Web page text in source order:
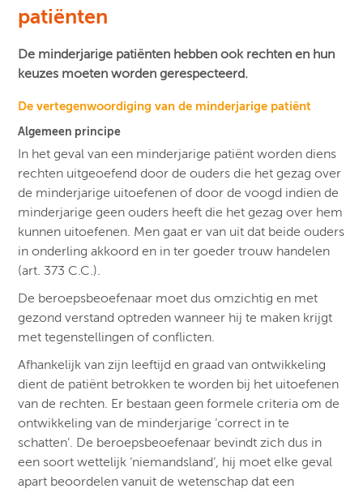
patiënten
De minderjarige patiënten hebben ook rechten en hun
keuzes moeten worden gerespecteerd.
De vertegenwoordiging van de minderjarige patiënt
Algemeen principe
In het geval van een minderjarige patiënt worden diens
rechten uitgeoefend door de ouders die het gezag over
de minderjarige uitoefenen of door de voogd indien de
minderjarige geen ouders heeft die het gezag over hem
kunnen uitoefenen. Men gaat er van uit dat beide ouders
in onderling akkoord en in ter goeder trouw handelen
(art. 373 C.C.).
De beroepsbeoefenaar moet dus omzichtig en met
gezond verstand optreden wanneer hij te maken krijgt
met tegenstellingen of conflicten.
Afhankelijk van zijn leeftijd en graad van ontwikkeling
dient de patiënt betrokken te worden bij het uitoefenen
van de rechten. Er bestaan geen formele criteria om de
ontwikkeling van de minderjarige ‘correct in te
schatten’. De beroepsbeoefenaar bevindt zich dus in
een soort wettelijk ‘niemandsland’, hij moet elke geval
apart beoordelen vanuit de wetenschap dat een